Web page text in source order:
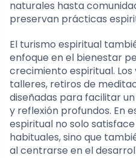
naturales hasta
preservan prácticas
El turismo espiritual
enfoque en el bienestar
crecimiento espiritual. Los
talleres, retiros de
diseñadas para facilitar
y reflexión profundos. En
espiritual no solo
habituales, sino que
al centrarse en el